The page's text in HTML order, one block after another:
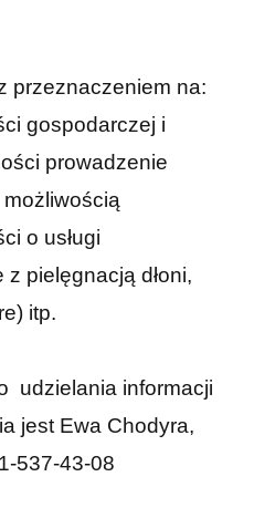
przeznaczeniem na:
gospodarczej i
prowadzenie
możliwością
o usługi
pielęgnacją dłoni,
itp.
udzielania informacji
jest Ewa Chodyra,
537-43-08